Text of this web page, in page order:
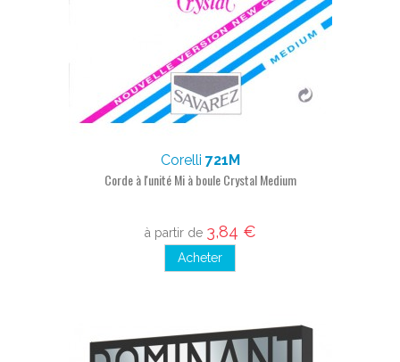
Corelli 721M
Corde à l'unité Mi à boule Crystal Medium
à partir de 3,84 €
Acheter